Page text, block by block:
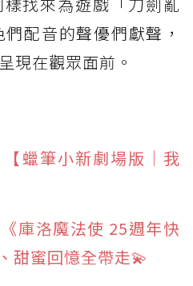
找來為遊戲「刀劍亂
配音的聲優們獻聲，
現在觀眾面前。
蠟筆小新劇場版｜我
庫洛魔法使 25週年快
甜蜜回憶全帶走💫